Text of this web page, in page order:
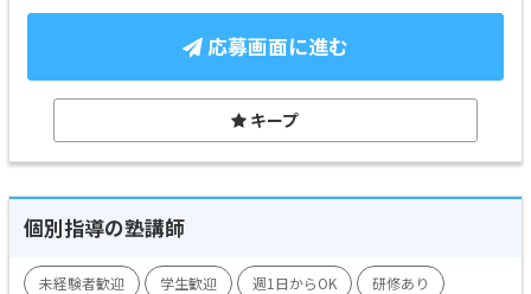
応募画面に進む
キープ
個別指導の塾講師
未経験者歓迎 学生歓迎 週1日からOK
研修あり